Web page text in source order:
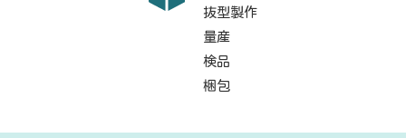
抜型製作
量産
検品
梱包